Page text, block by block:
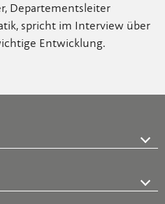
Departementsleiter
spricht im Interview über
Entwicklung.